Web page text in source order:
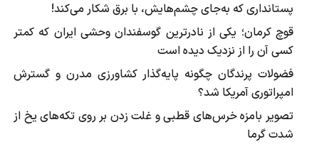
پستانداری که به‌جای چشم‌هایش، با برق شکار می‌کند!
قوچ کرمان؛ یکی از نادرترین گوسفندان وحشی ایران که کمتر
کسی آن را از نزدیک دیده است
فضولات پرندگان چگونه پایه‌گذار کشاورزی مدرن و گسترش
امپراتوری آمریکا شد؟
تصویر بامزه خرس‌های قطبی و غلت زدن بر روی تکه‌های یخ از
شدت گرما